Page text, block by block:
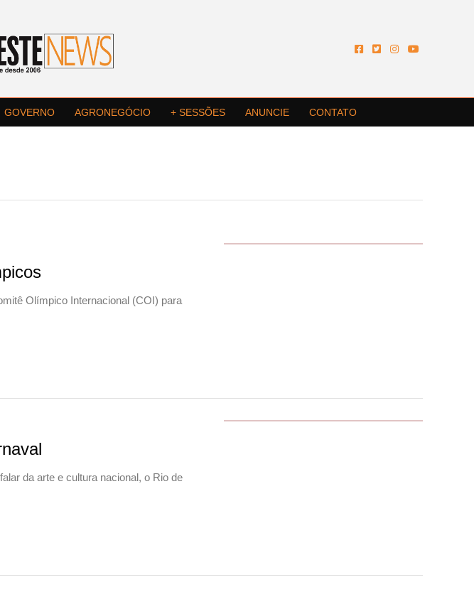
GOVERNO AGRONEGÓCIO + SESSÕES ANUNCIE CONTATO
Olímpico Internacional (COI) para
da arte e cultura nacional, o Rio de